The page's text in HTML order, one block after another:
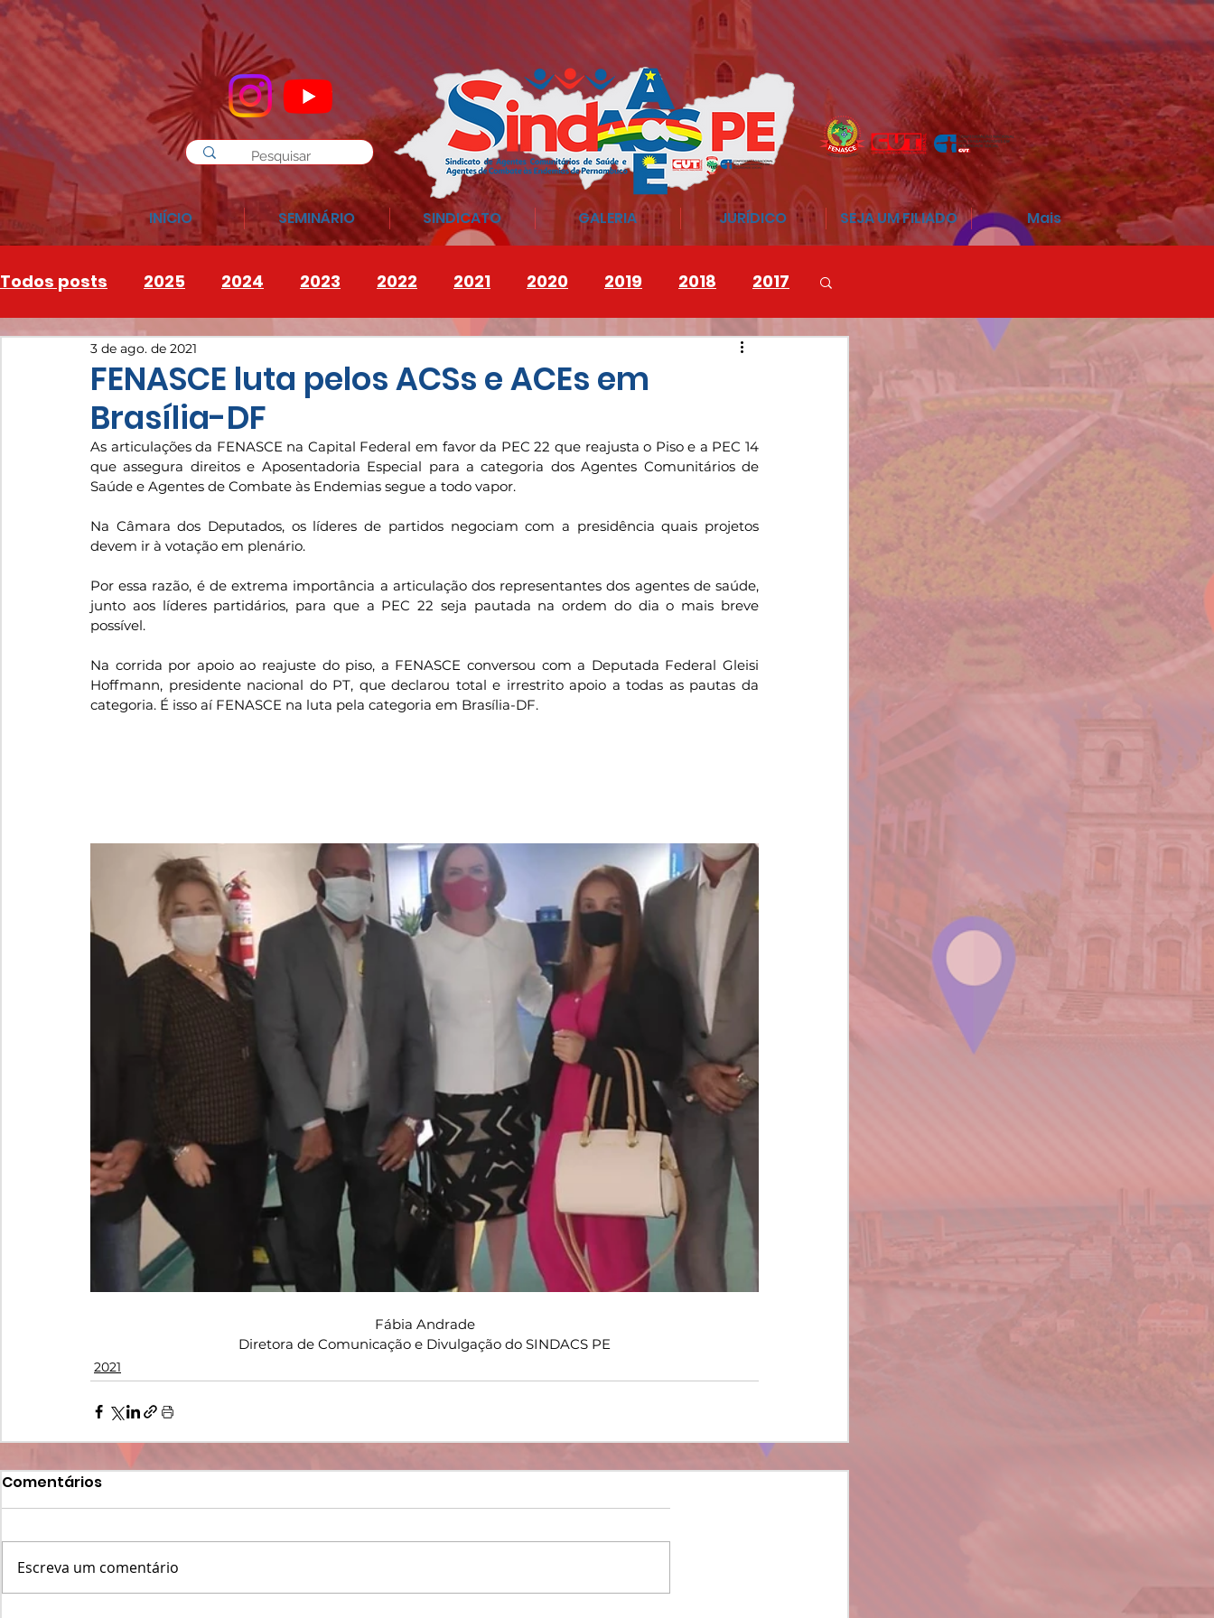
INÍCIO SEMINÁRIO SINDICATO GALERIA JURÍDICO SEJA UM FILIADO Mais
Todos posts 2025 2024 2023 2022 2021 2020 2019 2018 2017
INSTAGRAM 2026
FENASCE luta pelos ACSs e ACEs em
Brasília-DF
3 de ago. de 2021
As articulações da FENASCE na Capital Federal em favor da PEC 22 que reajusta o Piso e a PEC 14
que assegura direitos e Aposentadoria Especial para a categoria dos Agentes Comunitários de
Saúde e Agentes de Combate às Endemias segue a todo vapor.
Na Câmara dos Deputados, os líderes de partidos negociam com a presidência quais projetos
devem ir à votação em plenário.
Por essa razão, é de extrema importância a articulação dos representantes dos agentes de saúde,
junto aos líderes partidários, para que a PEC 22 seja pautada na ordem do dia o mais breve
possível.
Na corrida por apoio ao reajuste do piso, a FENASCE conversou com a Deputada Federal Gleisi
Hoffmann, presidente nacional do PT, que declarou total e irrestrito apoio a todas as pautas da
categoria. É isso aí FENASCE na luta pela categoria em Brasília-DF.
Fábia Andrade
Diretora de Comunicação e Divulgação do SINDACS PE
2021
Comentários
Escreva um comentário